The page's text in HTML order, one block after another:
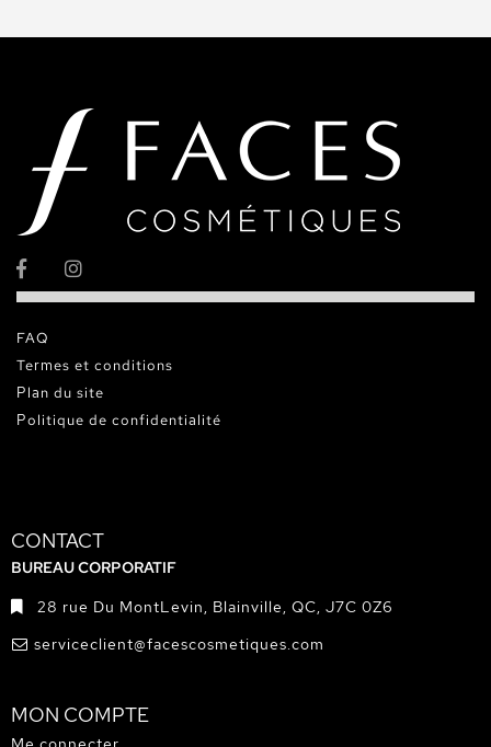
FAQ
Termes et conditions
Plan du site
Politique de confidentialité
CONTACT
BUREAU CORPORATIF
28 rue Du MontLevin, Blainville, QC, J7C 0Z6
serviceclient@facescosmetiques.com
MON COMPTE